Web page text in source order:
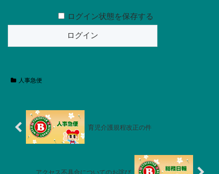
ログイン状態を保存する
人事急便
育児介護規程改正の件
アクセス不具合についてのお詫び